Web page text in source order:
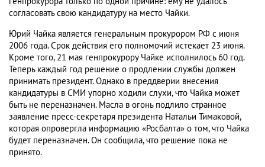
согласовать свою кандидатуру на место Чайки.
Юрий Чайка является генеральным прокурором РФ с июня
2006 года. Срок действия его полномочий истекает 23 июня.
Кроме того, 21 мая генпрокурору Чайке исполнилось 60 год.
Теперь каждый год решение о продлении службы должен
принимать президент. Однако в преддверии внесения
кандидатуры в СМИ упорно ходили слухи, что Чайка может
быть не переназначен. Масла в огонь подлило странное
заявление пресс-секретаря президента Натальи Тимаковой,
которая опровергла информацию «Росбалта» о том, что Чайка
будет переназначен. Он сообщила, что решение пока не
принято.